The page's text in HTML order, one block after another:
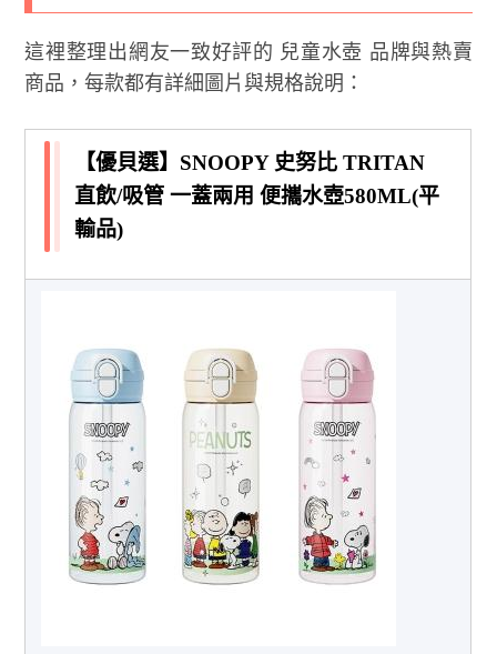
這裡整理出網友一致好評的 兒童水壺 品牌與熱賣
商品，每款都有詳細圖片與規格說明：
【優貝選】SNOOPY 史努比 TRITAN
直飲/吸管 一蓋兩用 便攜水壺580ML(平
輸品)